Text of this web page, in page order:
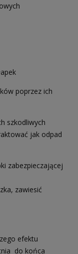
poprzez ich
szkodliwych
jak odpad
zabezpieczającej
zawiesić
efektu
do końca